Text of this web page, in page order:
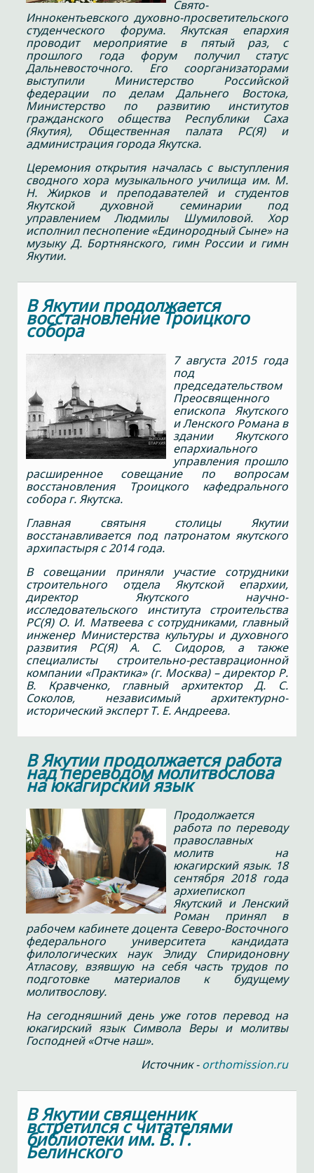
Свято-
Иннокентьевского духовно-просветительского
студенческого форума. Якутская епархия
проводит мероприятие в пятый раз, с
прошлого года форум получил статус
Дальневосточного. Его соорганизаторами
выступили Министерство Российской
федерации по делам Дальнего Востока,
Министерство по развитию институтов
гражданского общества Республики Саха
(Якутия), Общественная палата РС(Я) и
администрация города Якутска.
Церемония открытия началась с выступления
сводного хора музыкального училища им. М.
Н. Жирков и преподавателей и студентов
Якутской духовной семинарии под
управлением Людмилы Шумиловой. Хор
исполнил песнопение «Единородный Сыне» на
музыку Д. Бортнянского, гимн России и гимн
Якутии.
В Якутии продолжается
восстановление Троицкого
собора
7 августа 2015 года
под
председательством
Преосвященного
епископа Якутского
и Ленского Романа в
здании Якутского
епархиального
управления прошло
расширенное совещание по вопросам
восстановления Троицкого кафедрального
собора г. Якутска.
Главная святыня столицы Якутии
восстанавливается под патронатом якутского
архипастыря с 2014 года.
В совещании приняли участие сотрудники
строительного отдела Якутской епархии,
директор Якутского научно-
исследовательского института строительства
РС(Я) О. И. Матвеева с сотрудниками, главный
инженер Министерства культуры и духовного
развития РС(Я) А. С. Сидоров, а также
специалисты строительно-реставрационной
компании «Практика» (г. Москва) – директор Р.
В. Кравченко, главный архитектор Д. С.
Соколов, независимый архитектурно-
исторический эксперт Т. Е. Андреева.
В Якутии продолжается работа
над переводом молитвослова
на юкагирский язык
Продолжается
работа по переводу
православных
молитв на
юкагирский язык. 18
сентября 2018 года
архиепископ
Якутский и Ленский
Роман принял в
рабочем кабинете доцента Северо-Восточного
федерального университета кандидата
филологических наук Элиду Спиридоновну
Атласову, взявшую на себя часть трудов по
подготовке материалов к будущему
молитвослову.
На сегодняшний день уже готов перевод на
юкагирский язык Символа Веры и молитвы
Господней «Отче наш».
Источник -orthomission.ru
В Якутии священник
встретился с читателями
библиотеки им. В. Г.
Белинского